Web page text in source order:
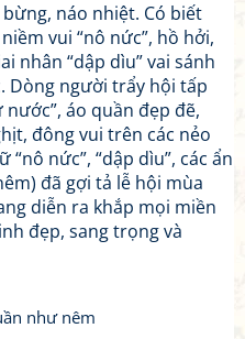
náo nhiệt. Có biết
vui “nô nức”, hồ hởi,
nhân “dập dìu” vai sánh
Dòng người trẩy hội tấp
áo quần đẹp đẽ,
đông vui trên các nẻo
nức”, “dập dìu”, các ẩn
đã gợi tả lễ hội mùa
diễn ra khắp mọi miền
đẹp, sang trọng và
như nêm